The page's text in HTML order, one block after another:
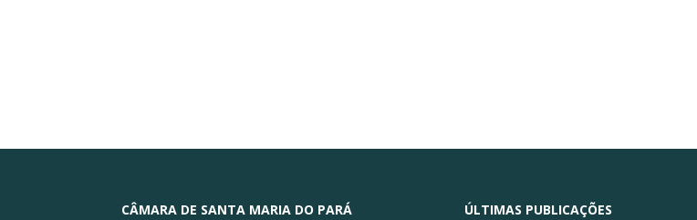
CÂMARA DE SANTA MARIA DO PARÁ ÚLTIMAS PUBLICAÇÕES